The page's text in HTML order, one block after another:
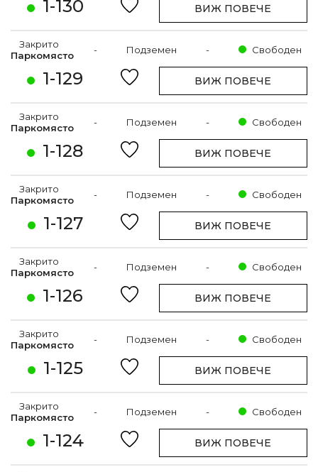
1-130 ВИЖ ПОВЕЧЕ
1-129
Закрито
Паркомясто
- Подземен - Свободен
ВИЖ ПОВЕЧЕ
1-128
Закрито
Паркомясто
- Подземен - Свободен
ВИЖ ПОВЕЧЕ
1-127
Закрито
Паркомясто
- Подземен - Свободен
ВИЖ ПОВЕЧЕ
1-126
Закрито
Паркомясто
- Подземен - Свободен
ВИЖ ПОВЕЧЕ
1-125
Закрито
Паркомясто
- Подземен - Свободен
ВИЖ ПОВЕЧЕ
1-124
Закрито
Паркомясто
- Подземен - Свободен
ВИЖ ПОВЕЧЕ